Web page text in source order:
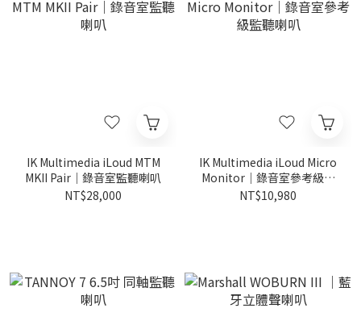
IK Multimedia iLoud MTM
MKII Pair｜錄音室監聽喇叭
NT$28,000
IK Multimedia iLoud Micro
Monitor｜錄音室參考級監
聽喇叭
NT$10,980